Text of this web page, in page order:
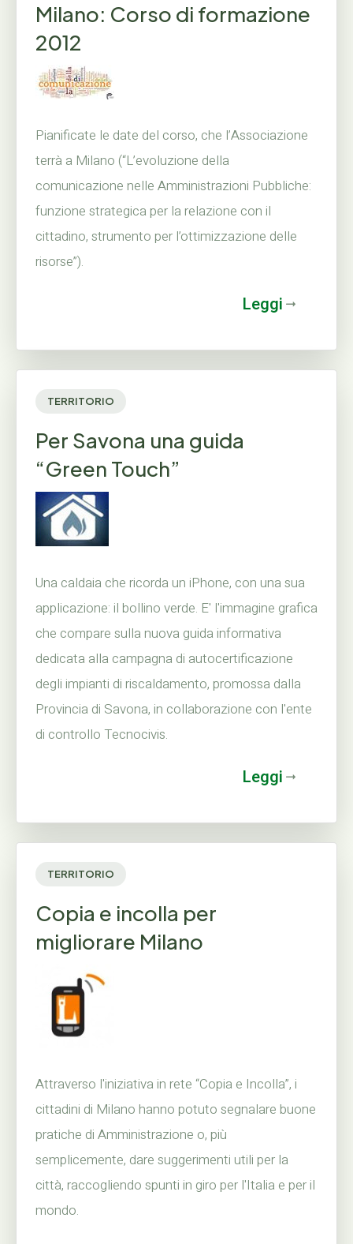
Milano: Corso di formazione
2012
Pianificate le date del corso, che l’Associazione
terrà a Milano (“L’evoluzione della
comunicazione nelle Amministrazioni Pubbliche:
funzione strategica per la relazione con il
cittadino, strumento per l’ottimizzazione delle
risorse”).
Leggi
TERRITORIO
Per Savona una guida
“Green Touch”
Una caldaia che ricorda un iPhone, con una sua
applicazione: il bollino verde. E' l'immagine grafica
che compare sulla nuova guida informativa
dedicata alla campagna di autocertificazione
degli impianti di riscaldamento, promossa dalla
Provincia di Savona, in collaborazione con l'ente
di controllo Tecnocivis.
Leggi
TERRITORIO
Copia e incolla per
migliorare Milano
Attraverso l'iniziativa in rete “Copia e Incolla”, i
cittadini di Milano hanno potuto segnalare buone
pratiche di Amministrazione o, più
semplicemente, dare suggerimenti utili per la
città, raccogliendo spunti in giro per l'Italia e per il
mondo.